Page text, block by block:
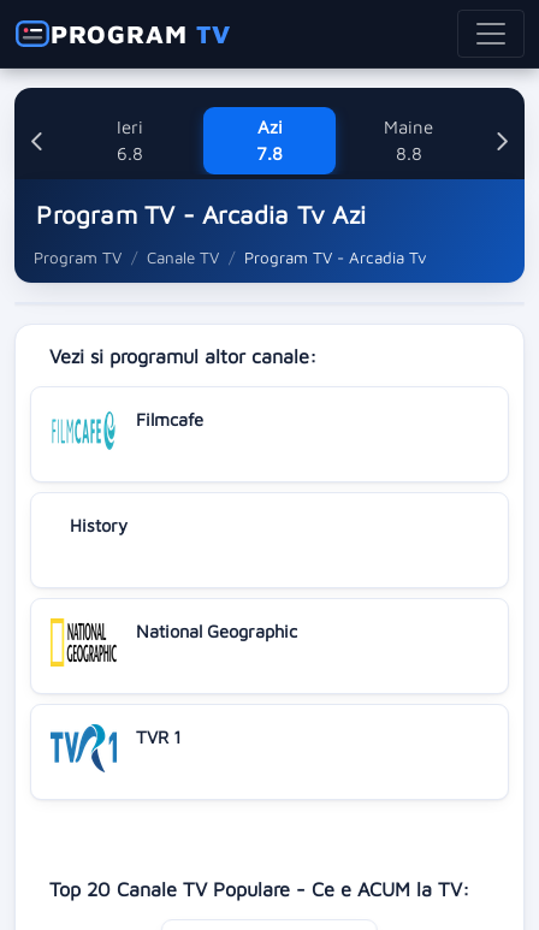
PROGRAMTV
Ieri
6.8
Azi
7.8
Maine
8.8
Program TV - Arcadia Tv Azi
Program TV Canale TV Program TV - Arcadia Tv
Vezi si programul altor canale:
Filmcafe
History
National Geographic
TVR 1
Top 20 Canale TV Populare - Ce e ACUM la TV: